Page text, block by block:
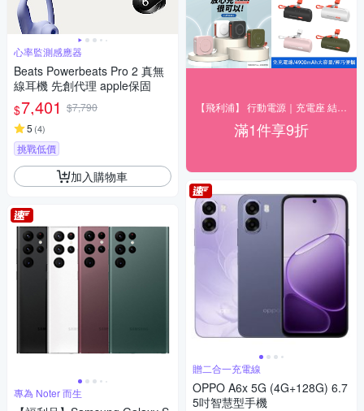
心率監測感應器
Beats Powerbeats Pro 2 真無
線耳機 先創代理 apple保固
$7,401 $7,790
5 (4)
挑戰低價
加入購物車
專為 Noter 而生
滿1件享9折
贈二合一充電線
OPPO A6x 5G (4G+128G) 6.7
5吋智慧型手機